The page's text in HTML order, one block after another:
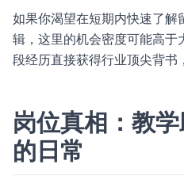
如果你渴望在短期内快速了解
辑，这里的机会密度可能高
段经历直接获得行业顶尖背书
岗位真相：教
的日常